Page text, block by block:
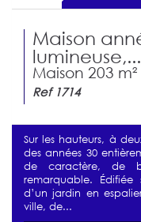
Maison
lumineuse,...
Maison 203
Ref 1714
Sur les hauteurs, à
des années 30
de caractère, de
remarquable. Édifiée
d’un jardin en
ville, de...